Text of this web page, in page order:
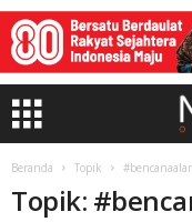
Beranda Topik
Topik: